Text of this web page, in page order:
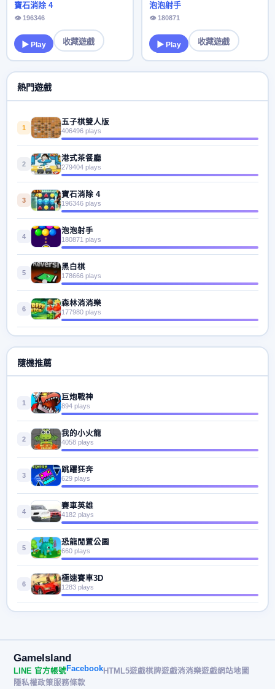
寶石消除 4
👁 196346
▶ Play 收藏遊戲
泡泡射手
👁 180871
▶ Play 收藏遊戲
熱門遊戲
1
五子棋雙人版
406496 plays
2
港式茶餐廳
279404 plays
3
寶石消除 4
196346 plays
4
泡泡射手
180871 plays
5
黑白棋
178666 plays
6
森林消消樂
177980 plays
隨機推薦
1
巨炮戰神
894 plays
2
我的小火龍
4058 plays
3
跳躍狂奔
629 plays
4
賽車英雄
4182 plays
5
恐龍閒置公園
660 plays
6
極速賽車3D
1283 plays
GameIsland
LINE 官方帳號FacebookHTML5遊戲棋牌遊戲消消樂遊戲網站地圖
隱私權政策服務條款